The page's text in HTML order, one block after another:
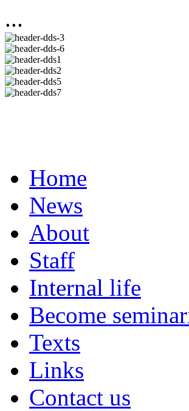
...
Home
News
About
Staff
Internal life
Become
Texts
Links
Contact us